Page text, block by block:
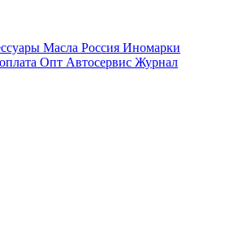
Масла Россия Иномарки
Опт Автосервис Журнал